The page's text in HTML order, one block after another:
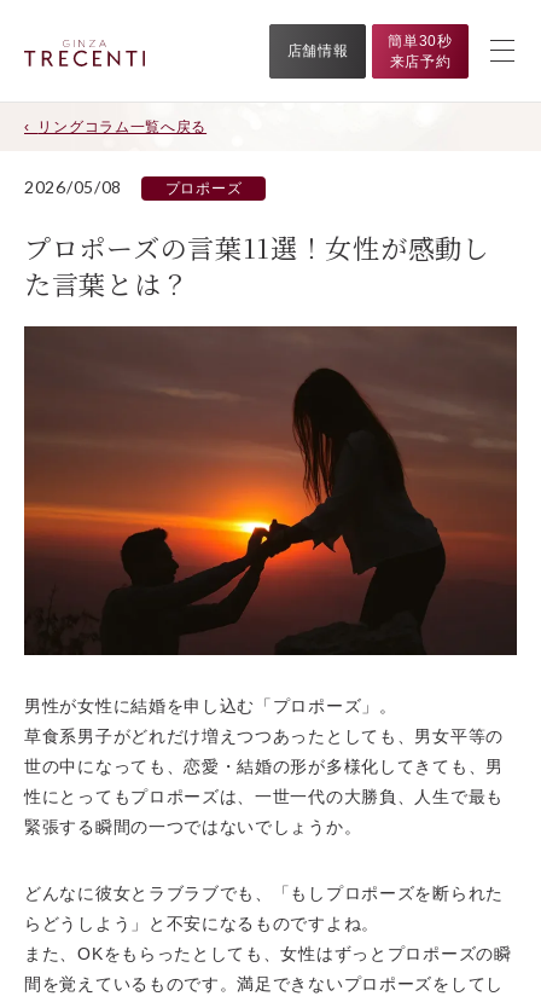
店舗情報
簡単30秒
来店予約
リングコラム一覧へ戻る
2026/05/08 プロポーズ
プロポーズの言葉11選！女性が感動し
た言葉とは？
男性が女性に結婚を申し込む「プロポーズ」。
草食系男子がどれだけ増えつつあったとしても、男女平等の
世の中になっても、恋愛・結婚の形が多様化してきても、男
性にとってもプロポーズは、一世一代の大勝負、人生で最も
緊張する瞬間の一つではないでしょうか。
どんなに彼女とラブラブでも、「もしプロポーズを断られた
らどうしよう」と不安になるものですよね。
また、OKをもらったとしても、女性はずっとプロポーズの瞬
間を覚えているものです。満足できないプロポーズをしてし